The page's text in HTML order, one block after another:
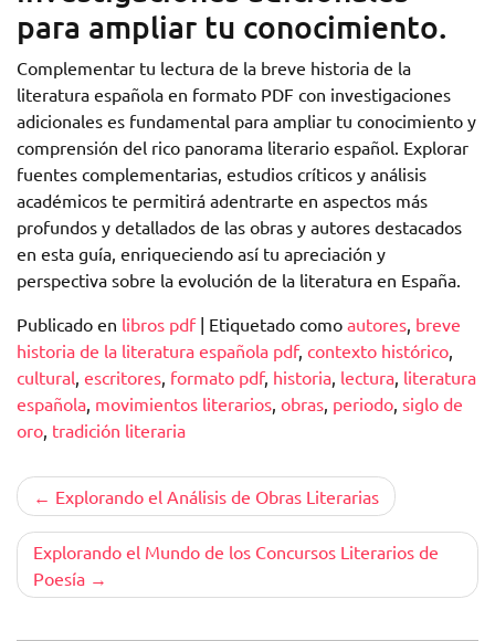
para ampliar tu conocimiento.
Complementar tu lectura de la breve historia de la
literatura española en formato PDF con investigaciones
adicionales es fundamental para ampliar tu conocimiento y
comprensión del rico panorama literario español. Explorar
fuentes complementarias, estudios críticos y análisis
académicos te permitirá adentrarte en aspectos más
profundos y detallados de las obras y autores destacados
en esta guía, enriqueciendo así tu apreciación y
perspectiva sobre la evolución de la literatura en España.
Publicado en libros pdf| Etiquetado como autores, breve
historia de la literatura española pdf, contexto histórico,
cultural, escritores, formato pdf, historia, lectura, literatura
española, movimientos literarios, obras, periodo, siglo de
oro, tradición literaria
Navegación
de
entradas
Explorando el Análisis de Obras Literarias
Explorando el Mundo de los Concursos Literarios de
Poesía